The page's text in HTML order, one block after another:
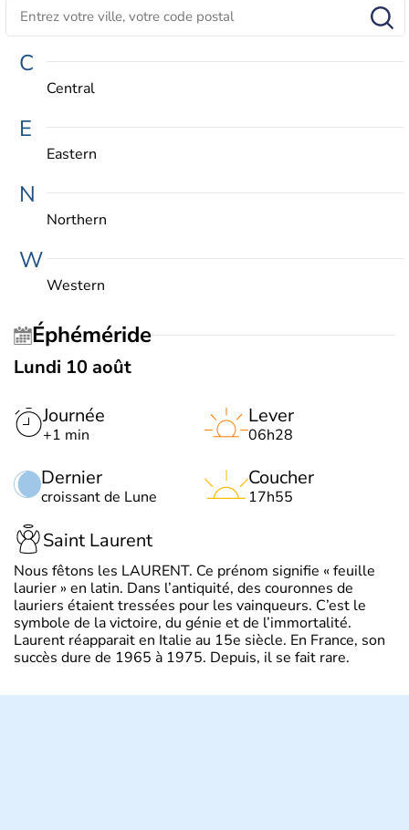
C
Central
E
Eastern
N
Northern
W
Western
Éphéméride
Lundi 10 août
Journée
+1 min
Dernier
croissant de Lune
Lever
06h28
Coucher
17h55
Saint Laurent
Nous fêtons les LAURENT. Ce prénom signifie « feuille
laurier » en latin. Dans l’antiquité, des couronnes de
lauriers étaient tressées pour les vainqueurs. C’est le
symbole de la victoire, du génie et de l’immortalité.
Laurent réapparait en Italie au 15e siècle. En France, son
succès dure de 1965 à 1975. Depuis, il se fait rare.